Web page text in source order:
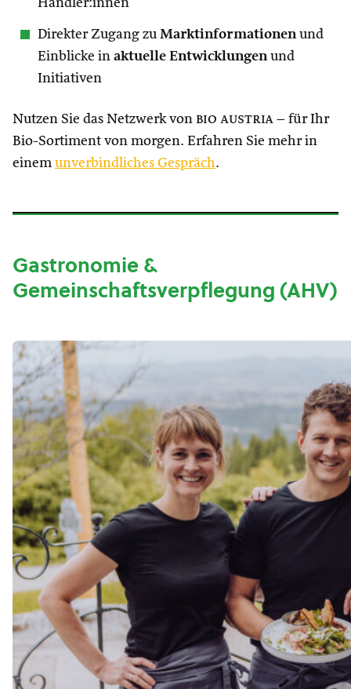
Händler:innen
Direkter Zugang zuMarktinformationenund
Einblicke in aktuelle Entwicklungenund
Initiativen
Nutzen Sie das Netzwerk von bio austria – für Ihr
Bio-Sortiment von morgen. Erfahren Sie mehr in
einem unverbindliches Gespräch.
Gastronomie &
Gemeinschaftsverpflegung (AHV)